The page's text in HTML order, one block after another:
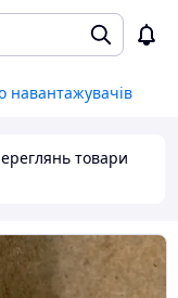
навантажувачів
товари